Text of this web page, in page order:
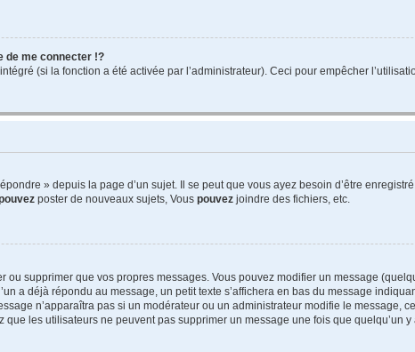
de me connecter !?
(si la fonction a été activée par l’administrateur). Ceci pour empêcher
» depuis la page d’un sujet. Il se peut que vous ayez besoin d’être
poster de nouveaux sujets, Vous pouvez joindre des fichiers, etc.
ou supprimer que vos propres messages. Vous pouvez modifier un message
a déjà répondu au message, un petit texte s’affichera en bas du message
n’apparaîtra pas si un modérateur ou un administrateur modifie le message,
les utilisateurs ne peuvent pas supprimer un message une fois que quelqu’un y